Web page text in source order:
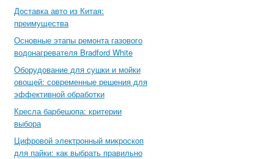
Доставка авто из Китая:
преимущества
Основные этапы ремонта газового
водонагревателя Bradford White
Оборудование для сушки и мойки
овощей: современные решения для
эффективной обработки
Кресла барбешопа: критерии
выбора
Цифровой электронный микроскоп
для пайки: как выбрать правильно